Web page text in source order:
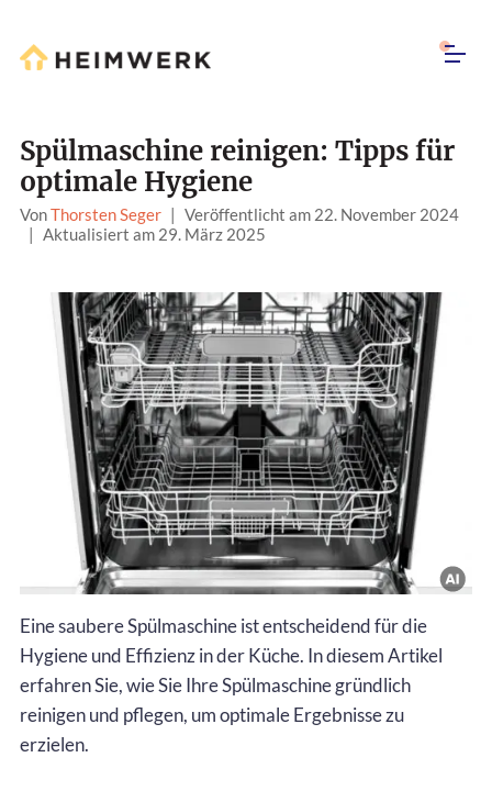
Spülmaschine reinigen: Tipps für
optimale Hygiene
VonThorsten Seger | Veröffentlicht am 22. November 2024
| Aktualisiert am 29. März 2025
Eine saubere Spülmaschine ist entscheidend für die
Hygiene und Effizienz in der Küche. In diesem Artikel
erfahren Sie, wie Sie Ihre Spülmaschine gründlich
reinigen und pflegen, um optimale Ergebnisse zu
erzielen.